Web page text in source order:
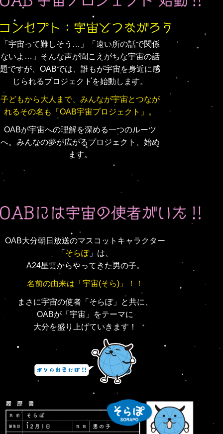
「宇宙って難しそう…」「遠い所の話で関係
ないよ…」そんな声が聞こえがちな宇宙の話
題ですが、OABでは、誰もが宇宙を身近に感
じられるプロジェクトを始動します。
子どもから大人まで、みんなが宇宙とつなが
れるその名も
「OAB宇宙プロジェクト」。
OABが宇宙への理解を深める一つのルーツ
へ。みんなの夢が広がるプロジェクト、始め
ます。
OAB大分朝日放送のマスコットキャラクター
「そらぽ」は、
A24星雲からやってきた男の子。
名前の由来は 「宇宙(そら)」！！
まさに宇宙の使者「そらぽ」と共に、
OABが「宇宙」をテーマに
大分を盛り上げていきます！